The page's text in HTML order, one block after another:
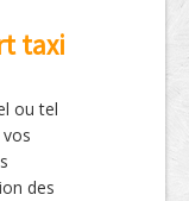
taxi
ou tel
des